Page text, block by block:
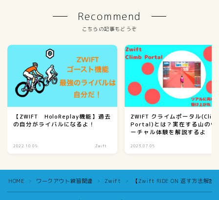
Recommend
こちらの記事もどうぞ
【ZWIFT HoloReplay機能】過去
の自分がライバルになるよ！
2022.10.09 Zwift
ZWIFT クライムポータル
Portal)とは？実在する山のヴ
ーチャル体験を解説するよ
2023.07.05
HOME ＞ ワークアウト練習関連 ＞ Zwift ＞ 【Zwift RIDE ON 返す方法解説